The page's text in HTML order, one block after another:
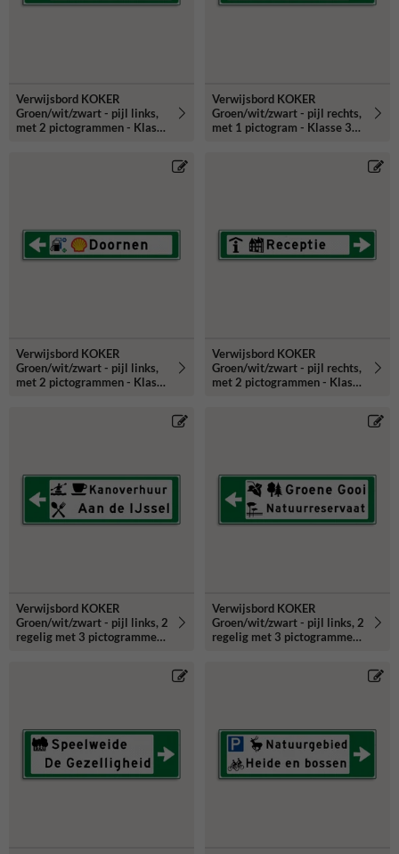
Verwijsbord KOKER
Groen/wit/zwart - pijl links,
met 2 pictogrammen - Klasse
Verwijsbord KOKER
Groen/wit/zwart - pijl rechts,
met 1 pictogram - Klasse 3
Verwijsbord KOKER
Groen/wit/zwart - pijl links,
met 2 pictogrammen - Klasse
Verwijsbord KOKER
Groen/wit/zwart - pijl rechts,
met 2 pictogrammen - Klasse
Verwijsbord KOKER
Groen/wit/zwart - pijl links, 2
regelig met 3 pictogrammen
Verwijsbord KOKER
Groen/wit/zwart - pijl links, 2
regelig met 3 pictogrammen